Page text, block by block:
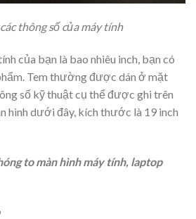
thông số của máy tính
của bạn là bao nhiêu inch, bạn có
Tem thường được dán ở mặt
số kỹ thuật cụ thể được ghi trên
hình dưới đây, kích thước là 19 inch
to màn hình máy tính, laptop